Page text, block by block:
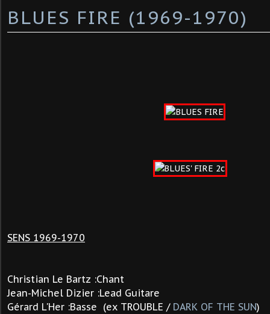
BLUES FIRE (1969-1970)
SENS 1969-1970
Christian Le Bartz :Chant
Jean-Michel Dizier :Lead Guitare
Gérard L'Her :Basse (ex TROUBLE / DARK OF THE SUN)